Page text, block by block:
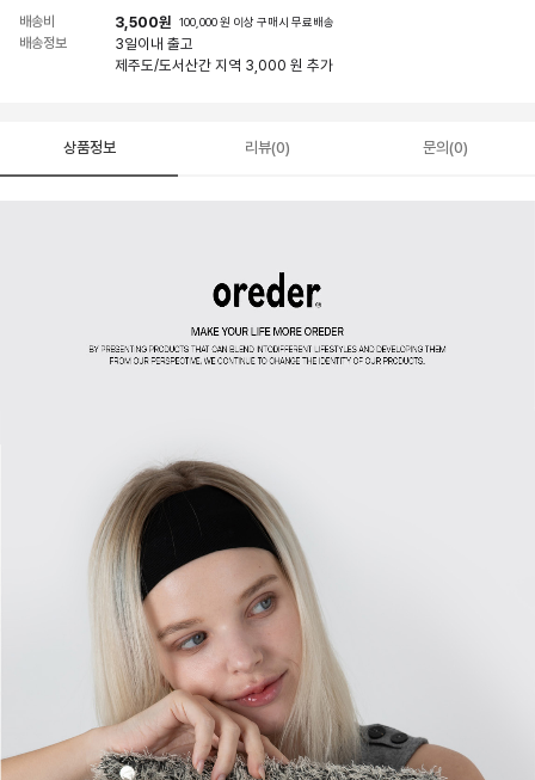
배송비 3,500원 100,000 원 이상 구매시 무료배송
배송정보 3일이내 출고
제주도/도서산간 지역 3,000 원 추가
상품정보 리뷰(0) 문의(0)